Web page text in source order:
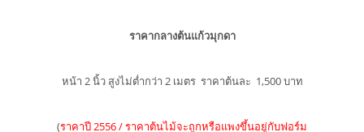
ราคากลางต้นแก้วมุกดา
หน้า 2 นิ้ว สูงไม่ต่ำกว่า 2 เมตร ราคาต้นละ 1,500 บาท
(ราคาปี 2556 / ราคาต้นไม้จะถูกหรือแพงขึ้นอยู่กับฟอร์ม